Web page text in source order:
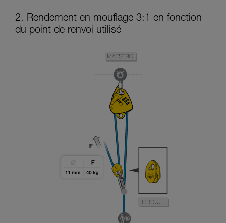
2. Rendement en mouflage 3:1 en fonction
du point de renvoi utilisé